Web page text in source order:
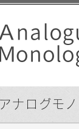
アナログモ